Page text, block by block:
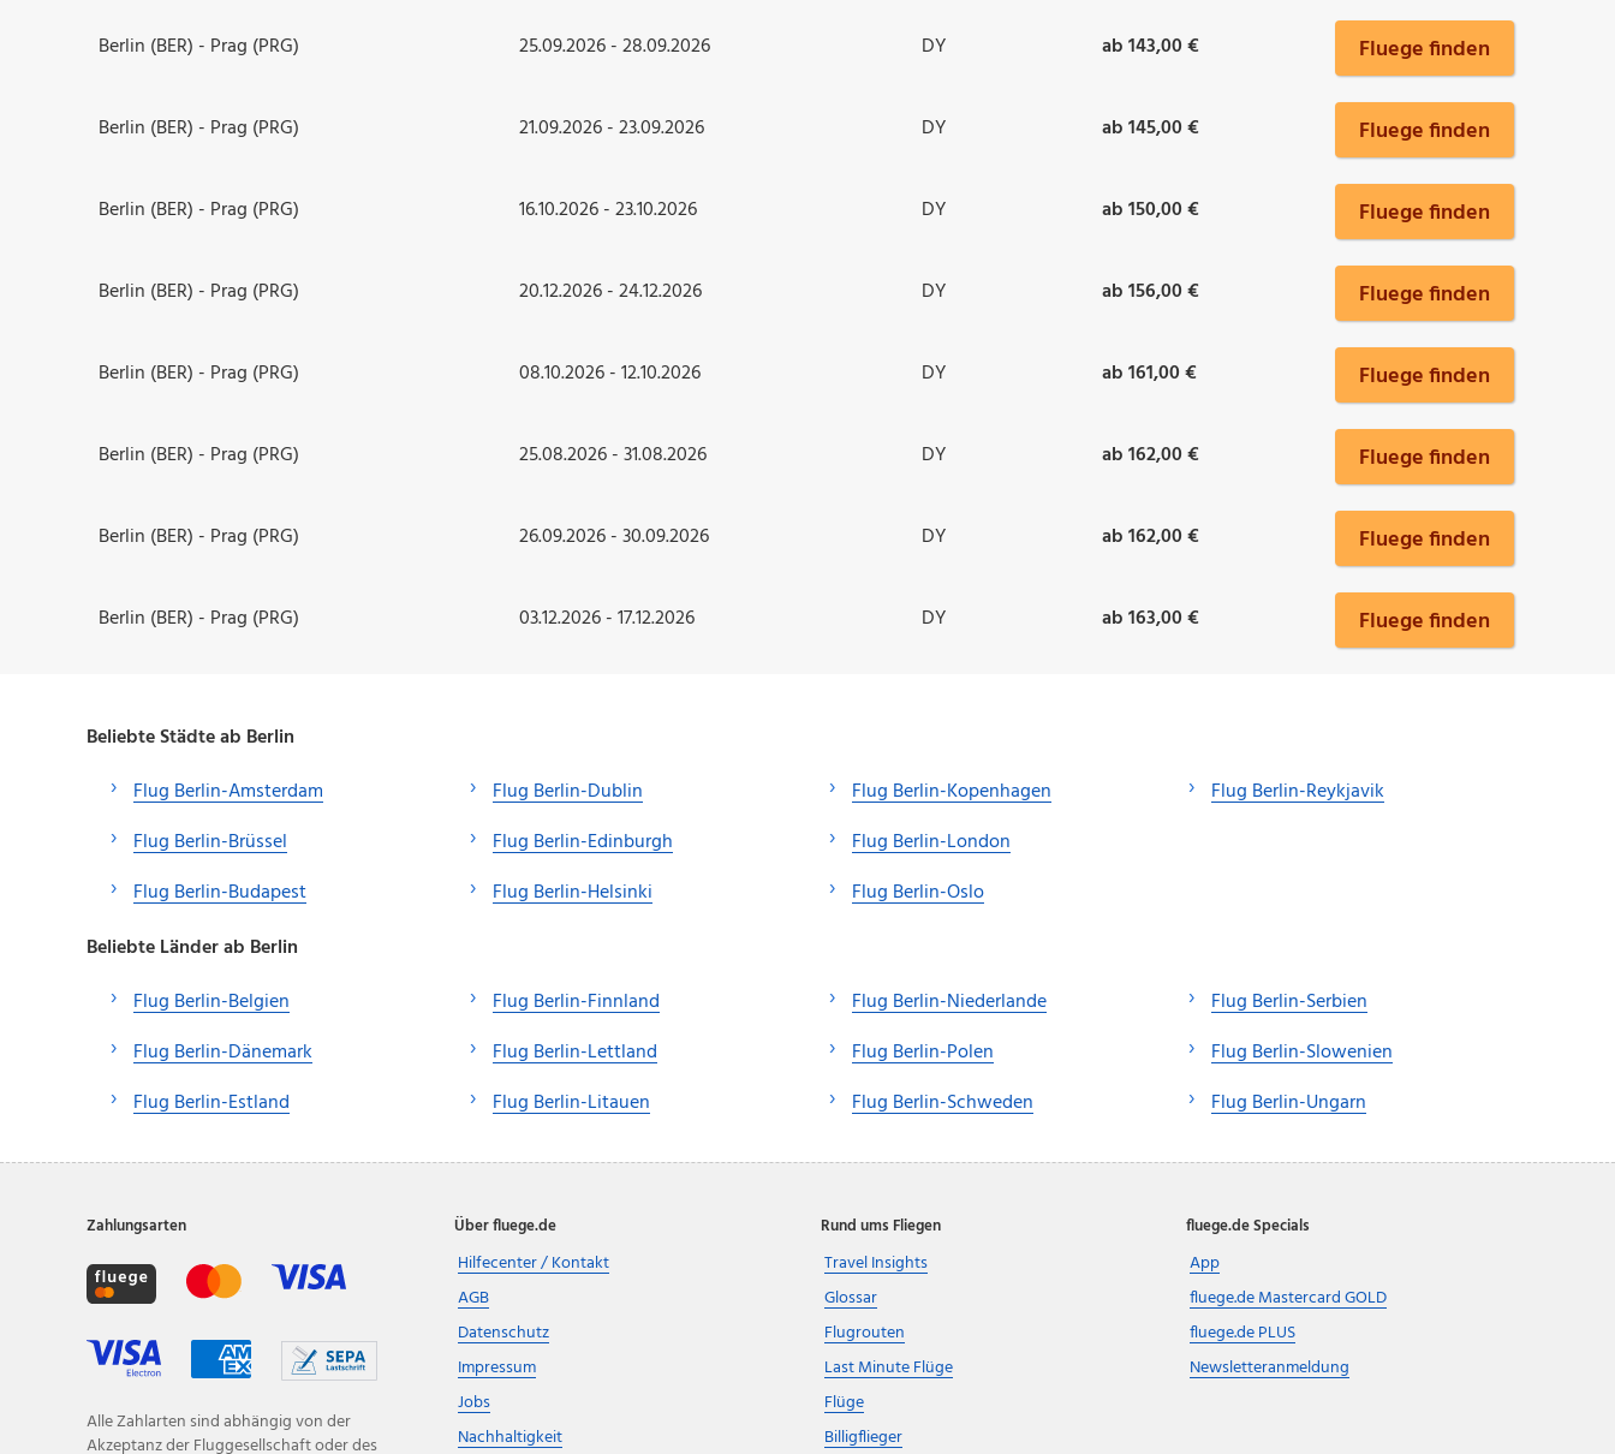
Berlin (BER) - Prag (PRG) 25.09.2026 - 28.09.2026 DY ab 143,00 € Fluege finden
Berlin (BER) - Prag (PRG) 21.09.2026 - 23.09.2026 DY ab 145,00 € Fluege finden
Berlin (BER) - Prag (PRG) 16.10.2026 - 23.10.2026 DY ab 150,00 € Fluege finden
Berlin (BER) - Prag (PRG) 20.12.2026 - 24.12.2026 DY ab 156,00 € Fluege finden
Berlin (BER) - Prag (PRG) 08.10.2026 - 12.10.2026 DY ab 161,00 € Fluege finden
Berlin (BER) - Prag (PRG) 25.08.2026 - 31.08.2026 DY ab 162,00 € Fluege finden
Berlin (BER) - Prag (PRG) 26.09.2026 - 30.09.2026 DY ab 162,00 € Fluege finden
Berlin (BER) - Prag (PRG) 03.12.2026 - 17.12.2026 DY ab 163,00 € Fluege finden
Beliebte Städte ab Berlin
Flug Berlin-Amsterdam
Flug Berlin-Brüssel
Flug Berlin-Budapest
Flug Berlin-Dublin
Flug Berlin-Edinburgh
Flug Berlin-Helsinki
Flug Berlin-Kopenhagen
Flug Berlin-London
Flug Berlin-Oslo
Flug Berlin-Reykjavik
Beliebte Länder ab Berlin
Flug Berlin-Belgien
Flug Berlin-Dänemark
Flug Berlin-Estland
Flug Berlin-Finnland
Flug Berlin-Lettland
Flug Berlin-Litauen
Flug Berlin-Niederlande
Flug Berlin-Polen
Flug Berlin-Schweden
Flug Berlin-Serbien
Flug Berlin-Slowenien
Flug Berlin-Ungarn